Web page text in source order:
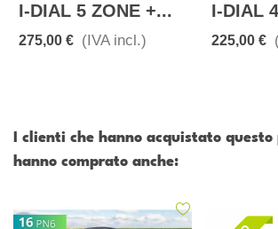
I-DIAL 5 ZONE +...
275,00 € (IVA incl.)
I-DIAL
225,00 €
I clienti che hanno acquistato
hanno comprato anche: